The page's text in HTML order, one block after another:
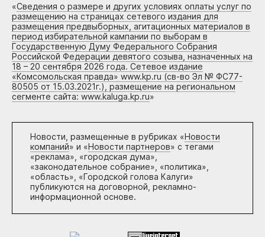
«Сведения о размере и других условиях оплаты услуг по
размещению на страницах сетевого издания для
размещения предвыборных, агитационных материалов в
период избирательной кампании по выборам в
Государственную Думу Федерального Собрания
Российской Федерации девятого созыва, назначенных на
18 – 20 сентября 2026 года. Сетевое издание
«Комсомольская правда» www.kp.ru (св-во Эл № ФС77-
80505 от 15.03.2021г.), размещение на региональном
сегменте сайта: www.kaluga.kp.ru»
Новости, размещенные в рубриках «Новости
компаний» и «Новости партнеров» с тегами
«реклама», «городская дума»,
«законодательное собрание», «политика»,
«область», «Городской голова Калуги»
публикуются на договорной, рекламно-
информационной основе.